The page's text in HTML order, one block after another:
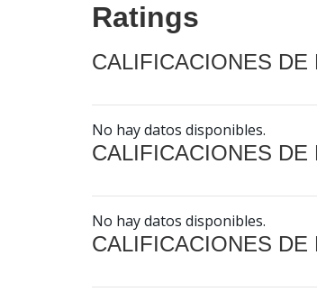
Ratings
CALIFICACIONES DE
No hay datos disponibles.
CALIFICACIONES DE
No hay datos disponibles.
CALIFICACIONES DE